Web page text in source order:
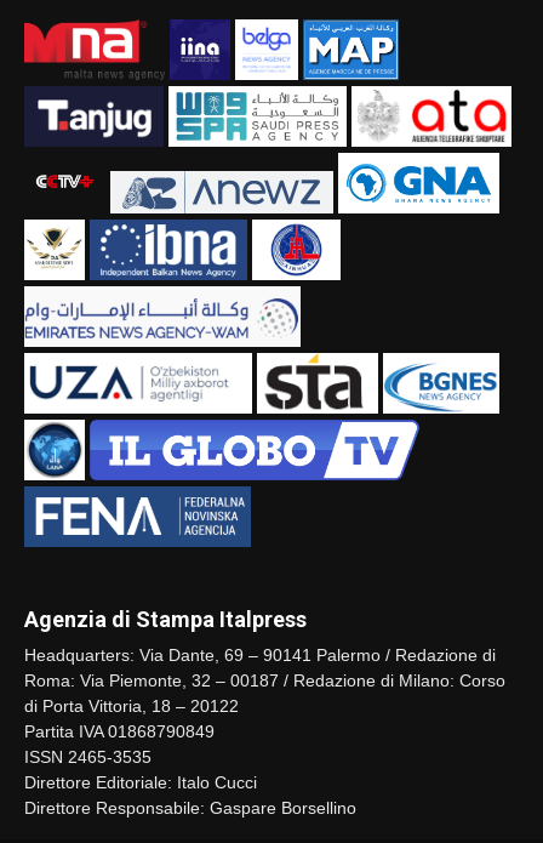
Agenzia di Stampa Italpress
Headquarters: Via Dante, 69 – 90141 Palermo / Redazione di
Roma: Via Piemonte, 32 – 00187 / Redazione di Milano: Corso
di Porta Vittoria, 18 – 20122
Partita IVA 01868790849
ISSN 2465-3535
Direttore Editoriale: Italo Cucci
Direttore Responsabile: Gaspare Borsellino